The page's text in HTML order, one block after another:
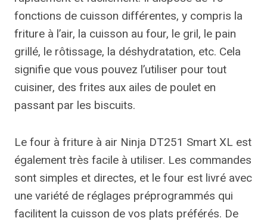
fonctions de cuisson différentes, y compris la
friture à l’air, la cuisson au four, le gril, le pain
grillé, le rôtissage, la déshydratation, etc. Cela
signifie que vous pouvez l’utiliser pour tout
cuisiner, des frites aux ailes de poulet en
passant par les biscuits.
Le four à friture à air Ninja DT251 Smart XL est
également très facile à utiliser. Les commandes
sont simples et directes, et le four est livré avec
une variété de réglages préprogrammés qui
facilitent la cuisson de vos plats préférés. De